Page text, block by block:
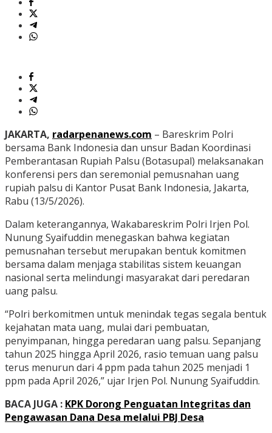
JAKARTA, radarpenanews.com – Bareskrim Polri
bersama Bank Indonesia dan unsur Badan Koordinasi
Pemberantasan Rupiah Palsu (Botasupal) melaksanakan
konferensi pers dan seremonial pemusnahan uang
rupiah palsu di Kantor Pusat Bank Indonesia, Jakarta,
Rabu (13/5/2026).
Dalam keterangannya, Wakabareskrim Polri Irjen Pol.
Nunung Syaifuddin menegaskan bahwa kegiatan
pemusnahan tersebut merupakan bentuk komitmen
bersama dalam menjaga stabilitas sistem keuangan
nasional serta melindungi masyarakat dari peredaran
uang palsu.
“Polri berkomitmen untuk menindak tegas segala bentuk
kejahatan mata uang, mulai dari pembuatan,
penyimpanan, hingga peredaran uang palsu. Sepanjang
tahun 2025 hingga April 2026, rasio temuan uang palsu
terus menurun dari 4 ppm pada tahun 2025 menjadi 1
ppm pada April 2026,” ujar Irjen Pol. Nunung Syaifuddin.
BACA JUGA : KPK Dorong Penguatan Integritas dan
Pengawasan Dana Desa melalui PBJ Desa